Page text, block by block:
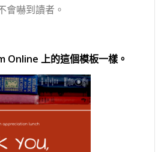
會嚇到讀者。
Online 上的這個模板一樣。